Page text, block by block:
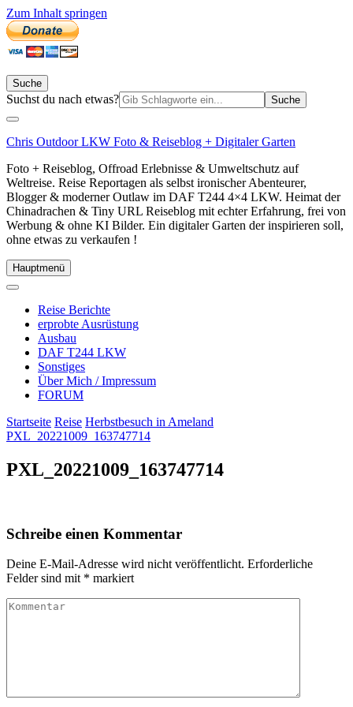
Zum Inhalt springen
Suche
Suchen
Suchst du nach etwas?
Chris Outdoor LKW Foto & Reiseblog + Digitaler Garten
Foto + Reiseblog, Offroad Erlebnisse & Umweltschutz auf
Weltreise. Reise Reportagen als selbst ironischer Abenteurer,
Blogger & moderner Outlaw im DAF T244 4×4 LKW. Heimat der
Chinadrachen & Tiny URL Reiseblog mit echter Erfahrung, frei von
Werbung & ohne KI Bilder. Ein digitaler Garten der inspirieren soll,
ohne etwas zu verkaufen !
Hauptmenü
Reise Berichte
erprobte Ausrüstung
Ausbau
DAF T244 LKW
Sonstiges
Über Mich / Impressum
FORUM
Startseite Reise Herbstbesuch in Ameland
PXL_20221009_163747714
PXL_20221009_163747714
Schreibe einen Kommentar
Deine E-Mail-Adresse wird nicht veröffentlicht. Erforderliche
Felder sind mit * markiert
Kommentar